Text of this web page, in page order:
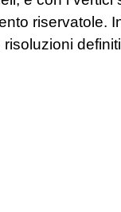
riservatole.